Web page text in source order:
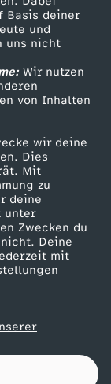
Basis deiner
und
uns nicht
Wir nutzen
von Inhalten
wir deine
Dies
Mit
zu
deine
unter
Zwecken du
Deine
mit